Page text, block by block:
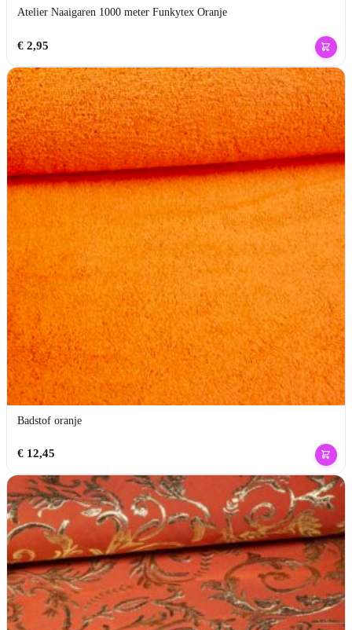
Atelier Naaigaren 1000 meter Funkytex Oranje
€2,95
Badstof oranje
€12,45